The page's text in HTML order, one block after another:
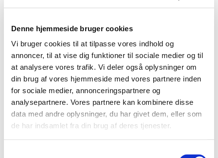
Denne hjemmeside bruger cookies
Vi bruger cookies til at tilpasse vores indhold og
annoncer, til at vise dig funktioner til sociale medier og til
at analysere vores trafik. Vi deler også oplysninger om
din brug af vores hjemmeside med vores partnere inden
for sociale medier, annonceringspartnere og
analysepartnere. Vores partnere kan kombinere disse
data med andre oplysninger, du har givet dem, eller som
de har indsamlet fra din brug af deres tjenester.
Du vil måske også kunne lide...